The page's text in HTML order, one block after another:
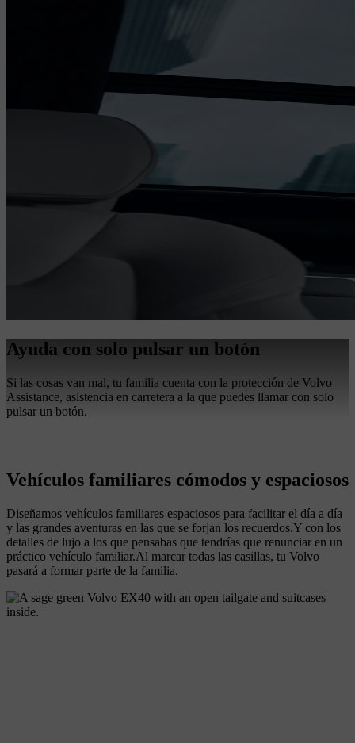
Ayuda con solo pulsar un botón
Si las cosas van mal, tu familia cuenta con la protección de Volvo
Assistance, asistencia en carretera a la que puedes llamar con solo
pulsar un botón.
Vehículos familiares cómodos y espaciosos
Diseñamos vehículos familiares espaciosos para facilitar el día a día
y las grandes aventuras en las que se forjan los recuerdos.Y con los
detalles de lujo a los que pensabas que tendrías que renunciar en un
práctico vehículo familiar.Al marcar todas las casillas, tu Volvo
pasará a formar parte de la familia.